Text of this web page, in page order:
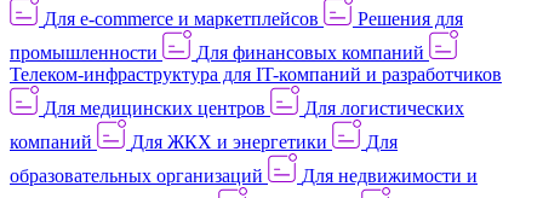
Для e-commerce и маркетплейсов
Решения для
промышленности
Для финансовых компаний
Телеком-инфраструктура для IT-компаний и разработчиков
Для медицинских центров
Для логистических
компаний
Для ЖКХ и энергетики
Для
образовательных организаций
Для недвижимости и